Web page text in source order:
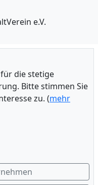
e.V.
die stetige
Bitte stimmen Sie
zu. (mehr